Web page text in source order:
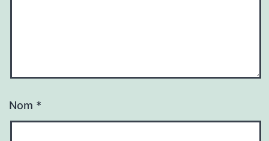
Nom *